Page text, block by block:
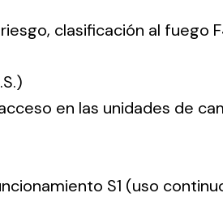
clasificación al fuego
en las unidades de
S1 (uso